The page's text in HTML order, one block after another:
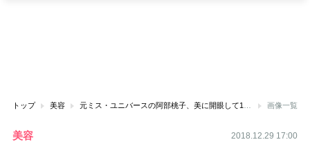
トップ 美容 画像一覧
美容 2018.12.29 17:00